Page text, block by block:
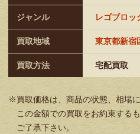
ジャンル レゴブロッ
買取地域 東京都新宿
買取方法 宅配買取
※買取価格は、商品の状態、相場に
この金額での買取をお約束する
ご了承下さい。